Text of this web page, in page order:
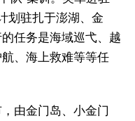
划驻扎于澎湖、金
任务是海域巡弋、越
、海上救难等等任
由金门岛、小金门